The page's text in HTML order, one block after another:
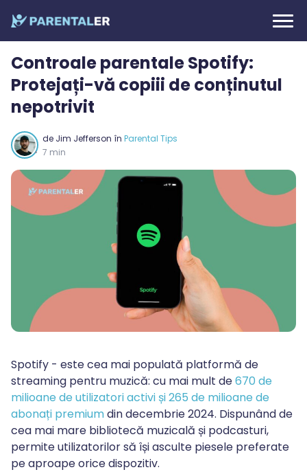
Controale parentale Spotify:
Protejați-vă copiii de conținutul
nepotrivit
de Jim Jefferson în Parental Tips
7 min
Spotify - este cea mai populată platformă de
streaming pentru muzică: cu mai mult de670 de
milioane de utilizatori activi și 265 de milioane de
abonați premiumdin decembrie 2024. Dispunând de
cea mai mare bibliotecă muzicală și podcasturi,
permite utilizatorilor să își asculte piesele preferate
pe aproape orice dispozitiv.